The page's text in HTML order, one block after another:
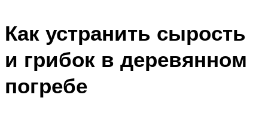
Как устранить сырость
и грибок в деревянном
погребе